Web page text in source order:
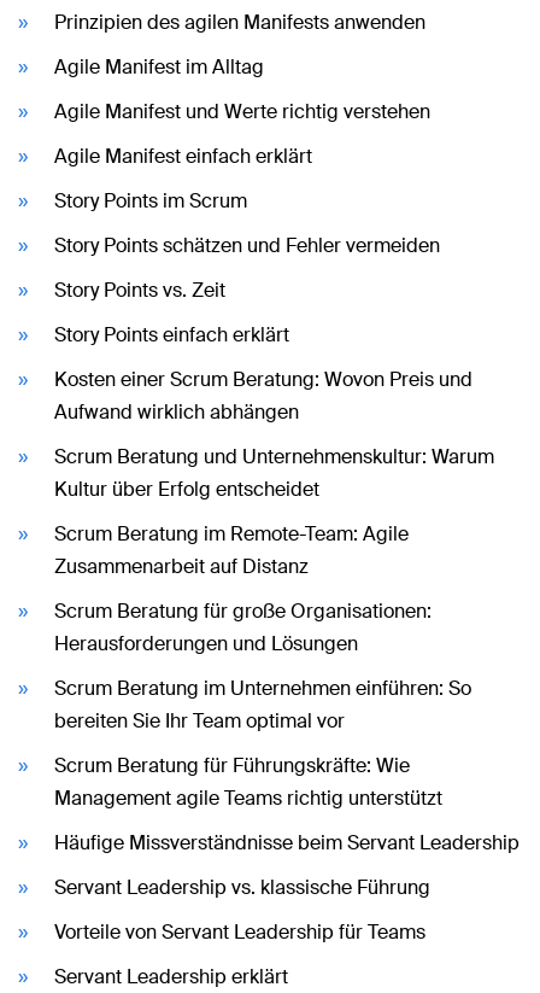
Prinzipien des agilen Manifests anwenden
Agile Manifest im Alltag
Agile Manifest und Werte richtig verstehen
Agile Manifest einfach erklärt
Story Points im Scrum
Story Points schätzen und Fehler vermeiden
Story Points vs. Zeit
Story Points einfach erklärt
Kosten einer Scrum Beratung: Wovon Preis und
Aufwand wirklich abhängen
Scrum Beratung und Unternehmenskultur: Warum
Kultur über Erfolg entscheidet
Scrum Beratung im Remote-Team: Agile
Zusammenarbeit auf Distanz
Scrum Beratung für große Organisationen:
Herausforderungen und Lösungen
Scrum Beratung im Unternehmen einführen: So
bereiten Sie Ihr Team optimal vor
Scrum Beratung für Führungskräfte: Wie
Management agile Teams richtig unterstützt
Häufige Missverständnisse beim Servant Leadership
Servant Leadership vs. klassische Führung
Vorteile von Servant Leadership für Teams
Servant Leadership erklärt